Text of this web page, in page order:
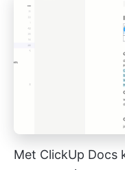
Met ClickUp Docs